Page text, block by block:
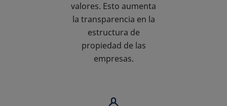
valores. Esto aumenta
la transparencia en la
estructura de
propiedad de las
empresas.